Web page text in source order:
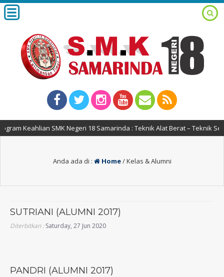
Keahlian SMK Negeri 18 Samarinda : Teknik Alat Berat – Teknik
Anda ada di : Home/Kelas & Alumni
SUTRIANI (ALUMNI 2017)
Diterbitkan :Saturday, 27 Jun 2020
PANDRI (ALUMNI 2017)